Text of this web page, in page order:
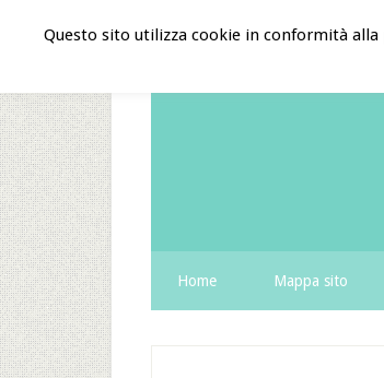
Home Mappa sito
Questo sito utilizza cookie in conformità